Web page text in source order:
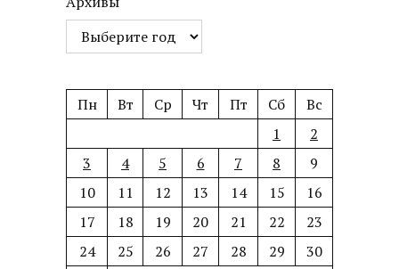
Пн Вт Ср Чт Пт Сб
Вс
1
2
3
4 5 6 7 8
9
10
11 12 13 14 15
16
17
18 19 20 21 22
23
24
25 26 27 28 29
30